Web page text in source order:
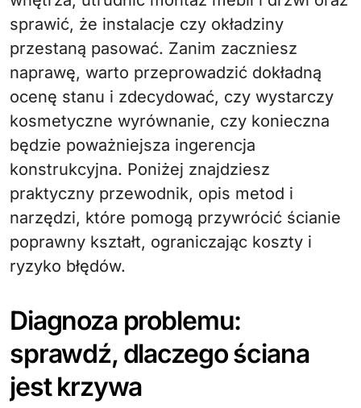
sprawić, że instalacje czy okładziny
przestaną pasować. Zanim zaczniesz
naprawę, warto przeprowadzić dokładną
ocenę stanu i zdecydować, czy wystarczy
kosmetyczne wyrównanie, czy konieczna
będzie poważniejsza ingerencja
konstrukcyjna. Poniżej znajdziesz
praktyczny przewodnik, opis metod i
narzędzi, które pomogą przywrócić ścianie
poprawny kształt, ograniczając koszty i
ryzyko błędów.
Diagnoza problemu:
sprawdź, dlaczego ściana
jest krzywa